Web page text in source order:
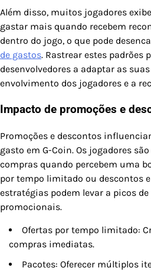
Além disso, muitos jogadores
gastar mais quando recebem
dentro do jogo, o que pode
de gastos. Rastrear estes padrões
desenvolvedores a adaptar as
envolvimento dos jogadores e a
Impacto de promoções e
Promoções e descontos
gasto em G-Coin. Os jogadores
compras quando percebem uma
por tempo limitado ou descontos
estratégias podem levar a picos
promocionais.
Ofertas por tempo limitado:
compras imediatas.
Pacotes: Oferecer múltiplos